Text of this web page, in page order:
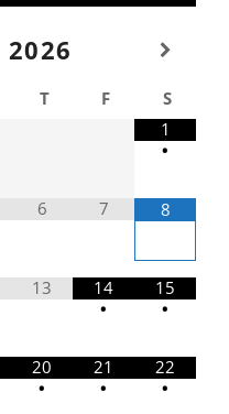
2026
T F
S
1
•
6 7 8
13
14
•
15
•
20
•
21
•
22
•